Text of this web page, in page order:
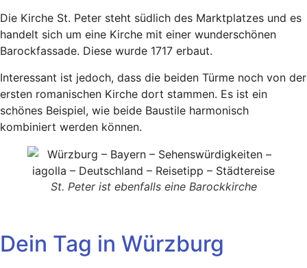
Die Kirche St. Peter steht südlich des Marktplatzes und es
handelt sich um eine Kirche mit einer wunderschönen
Barockfassade. Diese wurde 1717 erbaut.
Interessant ist jedoch, dass die beiden Türme noch von der
ersten romanischen Kirche dort stammen. Es ist ein
schönes Beispiel, wie beide Baustile harmonisch
kombiniert werden können.
St. Peter ist ebenfalls eine Barockkirche
Dein Tag in Würzburg